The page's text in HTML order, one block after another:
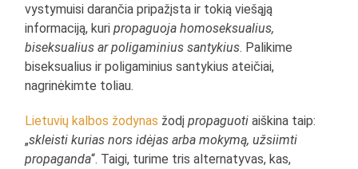
vystymuisi darančia pripažįsta ir tokią viešąją
informaciją, kuripropaguoja homoseksualius,
biseksualius ar poligaminius santykius. Palikime
biseksualius ir poligaminius santykius ateičiai,
nagrinėkimte toliau.
Lietuvių kalbos žodynas žodįpropaguoti aiškina taip:
„skleisti kurias nors idėjas arba mokymą, užsiimti
propaganda“. Taigi, turime tris alternatyvas, kas,